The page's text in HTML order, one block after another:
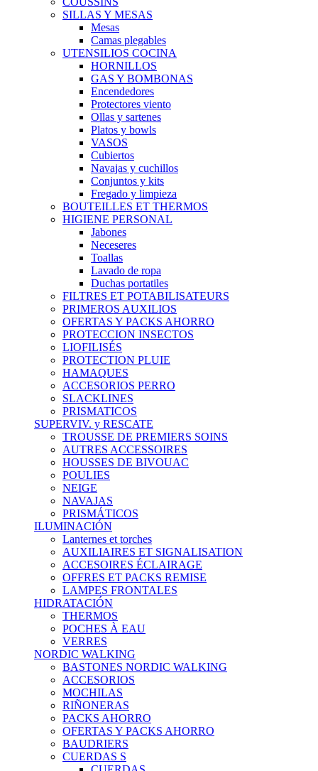
SILLAS Y MESAS
Mesas
Camas plegables
UTENSILIOS COCINA
HORNILLOS
GAS Y BOMBONAS
Encendedores
Protectores viento
Ollas y sartenes
Platos y bowls
VASOS
Cubiertos
Navajas y cuchillos
Conjuntos y kits
Fregado y limpieza
BOUTEILLES ET THERMOS
HIGIENE PERSONAL
Jabones
Neceseres
Toallas
Lavado de ropa
Duchas portatiles
FILTRES ET POTABILISATEURS
PRIMEROS AUXILIOS
OFERTAS Y PACKS AHORRO
PROTECCION INSECTOS
LIOFILISÉS
PROTECTION PLUIE
HAMAQUES
ACCESORIOS PERRO
SLACKLINES
PRISMATICOS
SUPERVIV. y RESCATE
TROUSSE DE PREMIERS SOINS
AUTRES ACCESSOIRES
HOUSSES DE BIVOUAC
POULIES
NEIGE
NAVAJAS
PRISMÁTICOS
ILUMINACIÓN
Lanternes et torches
AUXILIAIRES ET SIGNALISATION
ACCESOIRES ÉCLAIRAGE
OFFRES ET PACKS REMISE
LAMPES FRONTALES
HIDRATACIÓN
THERMOS
POCHES À EAU
VERRES
NORDIC WALKING
BASTONES NORDIC WALKING
ACCESORIOS
MOCHILAS
RIÑONERAS
PACKS AHORRO
OFERTAS Y PACKS AHORRO
BAUDRIERS
CUERDAS S